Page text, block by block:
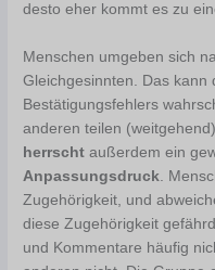
desto eher kommt es zu
Menschen umgeben sich
Gleichgesinnten. Das kann
Bestätigungsfehlers
anderen teilen
herrscht außerdem ein
Anpassungsdruck.
Zugehörigkeit, und
diese Zugehörigkeit
und Kommentare häufig